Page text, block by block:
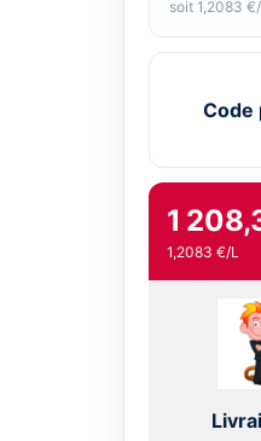
soit 1,2083
Code
1
1,2083 €/L